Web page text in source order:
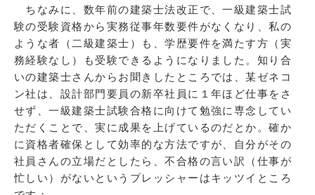
ちなみに、数年前の建築士法改正で、一級建築士試
験の受験資格から実務従事年数要件がなくなり、私の
ような者（二級建築士）も、学歴要件を満たす方（実
務経験なし）も受験できるようになりました。知り合
いの建築士さんからお聞きしたところでは、某ゼネコ
ン社は、設計部門要員の新卒社員に１年ほど仕事をさ
せず、一級建築士試験合格に向けて勉強に専念してい
ただくことで、実に成果を上げているのだとか。確か
に資格者確保として効率的な方法ですが、自分がその
社員さんの立場だとしたら、不合格の言い訳（仕事が
忙しい）がないというプレッシャーはキッツイところ